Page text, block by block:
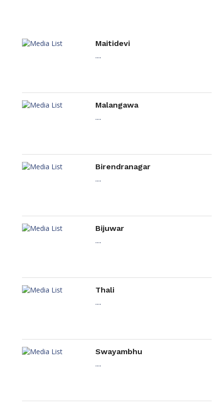
Maitidevi
....
Malangawa
....
Birendranagar
....
Bijuwar
....
Thali
....
Swayambhu
....